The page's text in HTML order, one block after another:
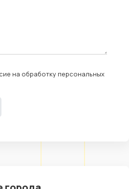
на обработку персональных